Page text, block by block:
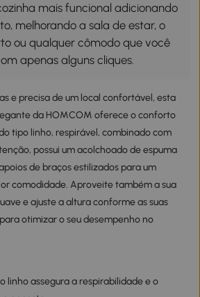
mais funcional adicionando
melhorando a sala de estar, o
ou qualquer cômodo que você
apenas alguns cliques.
e precisa de um local confortável, esta
da HOMCOM oferece o conforto
tipo linho, respirável, combinado com
possui um acolchoado de espuma
de braços estilizados para um
comodidade. Aproveite também a sua
e ajuste a altura conforme as suas
otimizar o seu desempenho no
linho assegura a respirabilidade e o